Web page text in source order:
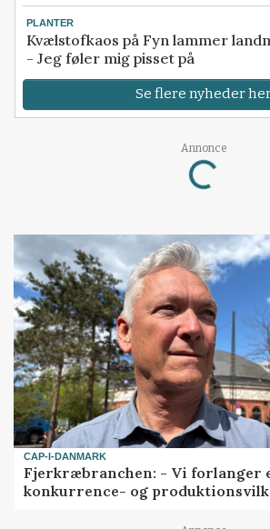
PLANTER
Kvælstofkaos på Fyn lammer
- Jeg føler mig pisset på
Se flere nyheder
Annonce
Loading...
CAP-I-DANMARK
Fjerkræbranchen: - Vi forlanger
konkurrence- og